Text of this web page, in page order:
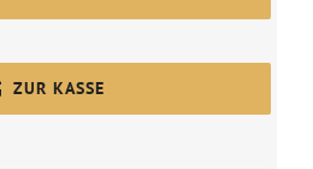
ZUR KASSE